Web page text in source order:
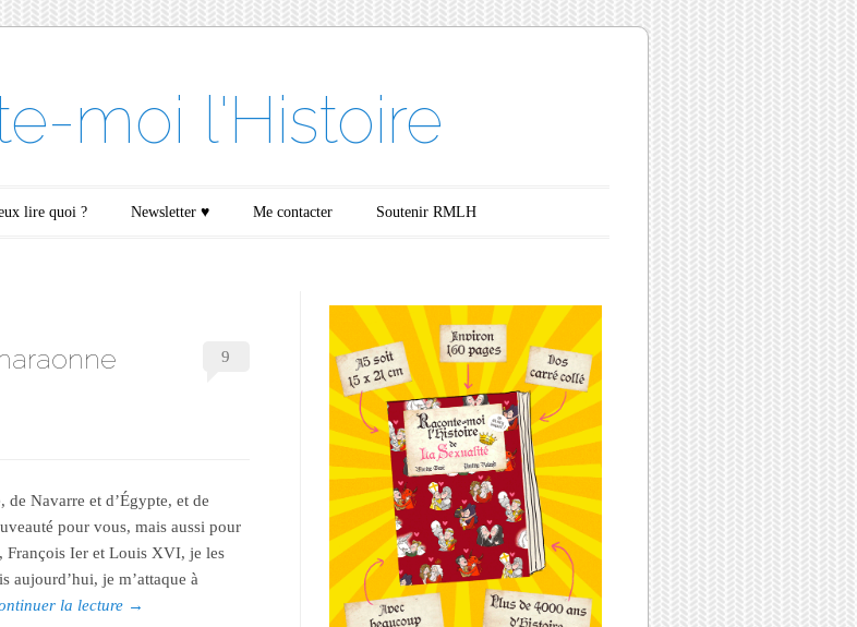
moi l'Histoire
lire quoi ? Newsletter ♥ Me contacter Soutenir RMLH
9
de Navarre et d’Égypte, et de
pour vous, mais aussi pour
François Ier et Louis XVI, je les
aujourd’hui, je m’attaque à
la lecture →